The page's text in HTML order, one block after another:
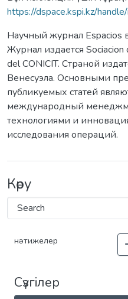
https://dspace.kspi.kz/
Научный журнал Espacios
Журнал издается Sociacion
del CONICIT. Страной
Венесуэла. Основными
публикуемых статей
международный
технологиями и
исследования операций.
Көру
нәтижелер
Сүзгілер